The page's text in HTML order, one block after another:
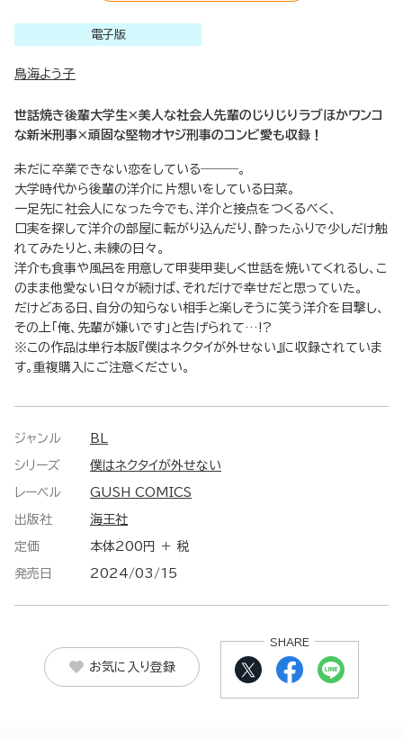
電子版
鳥海よう子
世話焼き後輩大学生×美人な社会人先輩のじりじりラブほかワンコ
な新米刑事×頑固な堅物オヤジ刑事のコンビ愛も収録！
未だに卒業できない恋をしている―――。
大学時代から後輩の洋介に片想いをしている日菜。
一足先に社会人になった今でも、洋介と接点をつくるべく、
口実を探して洋介の部屋に転がり込んだり、酔ったふりで少しだけ触
れてみたりと、未練の日々。
洋介も食事や風呂を用意して甲斐甲斐しく世話を焼いてくれるし、こ
のまま他愛ない日々が続けば、それだけで幸せだと思っていた。
だけどある日、自分の知らない相手と楽しそうに笑う洋介を目撃し、
その上「俺、先輩が嫌いです」と告げられて…!?
※この作品は単行本版『僕はネクタイが外せない』に収録されていま
す。重複購入にご注意ください。
ジャンル BL
シリーズ 僕はネクタイが外せない
レーベル GUSH COMICS
出版社 海王社
定価 本体200円 ＋ 税
発売日 2024/03/15
お気に入り登録
SHARE